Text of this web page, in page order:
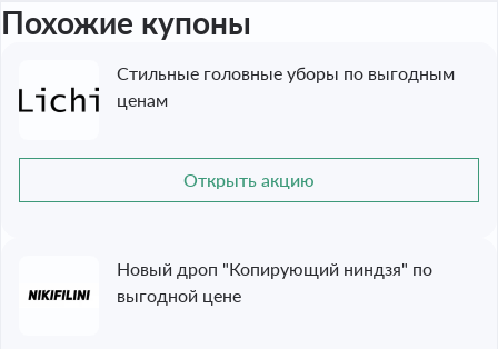
Похожие купоны
Стильные головные уборы по выгодным
ценам
Открыть акцию
Новый дроп "Копирующий ниндзя" по
выгодной цене